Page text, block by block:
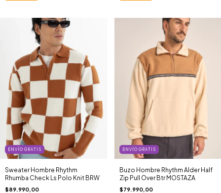
ENVÍO GRATIS
Sweater Hombre Rhythm
Rhumba Check Ls Polo Knit BRW
$89.990,00
ENVÍO GRATIS
Buzo Hombre Rhythm Alder Half
Zip Pull Over Btr MOSTAZA
$79.990,00